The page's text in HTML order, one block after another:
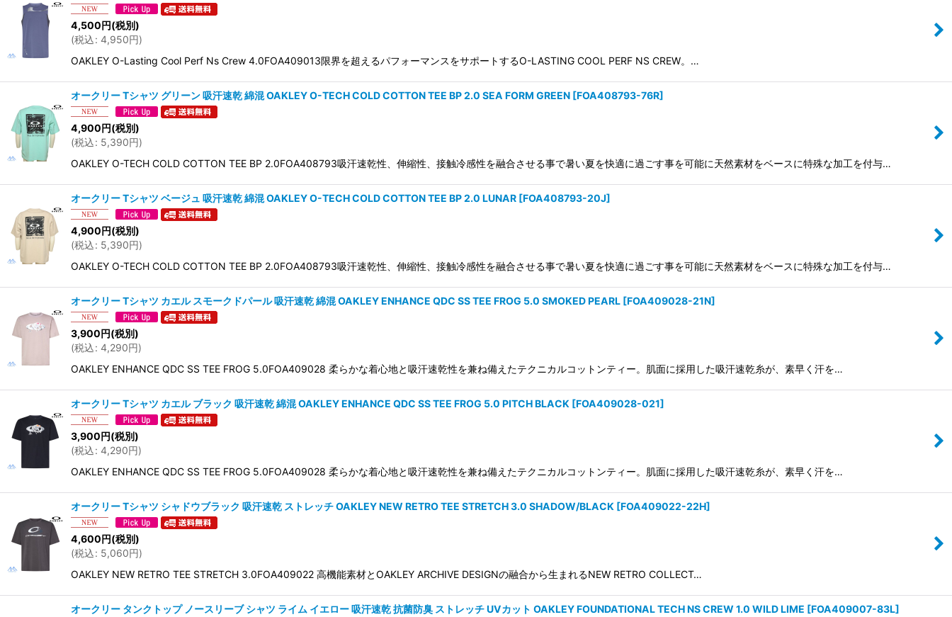
4,500円(税別)
(税込: 4,950円)
OAKLEY O-Lasting Cool Perf Ns Crew 4.0FOA409013限界を超えるパフォーマンスをサポートするO-LASTING COOL PERF NS CREW。…
オークリー Tシャツ グリーン 吸汗速乾 綿混 OAKLEY O-TECH COLD COTTON TEE BP 2.0 SEA FORM GREEN [FOA408793-76R]
4,900円(税別)
(税込: 5,390円)
OAKLEY O-TECH COLD COTTON TEE BP 2.0FOA408793吸汗速乾性、伸縮性、接触冷感性を融合させる事で暑い夏を快適に過ごす事を可能に天然素材をベースに特殊な加工を付与…
オークリー Tシャツ ベージュ 吸汗速乾 綿混 OAKLEY O-TECH COLD COTTON TEE BP 2.0 LUNAR [FOA408793-20J]
4,900円(税別)
(税込: 5,390円)
OAKLEY O-TECH COLD COTTON TEE BP 2.0FOA408793吸汗速乾性、伸縮性、接触冷感性を融合させる事で暑い夏を快適に過ごす事を可能に天然素材をベースに特殊な加工を付与…
オークリー Tシャツ カエル スモークドパール 吸汗速乾 綿混 OAKLEY ENHANCE QDC SS TEE FROG 5.0 SMOKED PEARL [FOA409028-21N]
3,900円(税別)
(税込: 4,290円)
OAKLEY ENHANCE QDC SS TEE FROG 5.0FOA409028 柔らかな着心地と吸汗速乾性を兼ね備えたテクニカルコットンティー。肌面に採用した吸汗速乾糸が、素早く汗を…
オークリー Tシャツ カエル ブラック 吸汗速乾 綿混 OAKLEY ENHANCE QDC SS TEE FROG 5.0 PITCH BLACK [FOA409028-021]
3,900円(税別)
(税込: 4,290円)
OAKLEY ENHANCE QDC SS TEE FROG 5.0FOA409028 柔らかな着心地と吸汗速乾性を兼ね備えたテクニカルコットンティー。肌面に採用した吸汗速乾糸が、素早く汗を…
オークリー Tシャツ シャドウブラック 吸汗速乾 ストレッチ OAKLEY NEW RETRO TEE STRETCH 3.0 SHADOW/BLACK [FOA409022-22H]
4,600円(税別)
(税込: 5,060円)
OAKLEY NEW RETRO TEE STRETCH 3.0FOA409022 高機能素材とOAKLEY ARCHIVE DESIGNの融合から生まれるNEW RETRO COLLECT…
オークリー タンクトップ ノースリーブ シャツ ライム イエロー 吸汗速乾 抗菌防臭 ストレッチ UVカット OAKLEY FOUNDATIONAL TECH NS CREW 1.0 WILD LIME [FOA409007-83L]